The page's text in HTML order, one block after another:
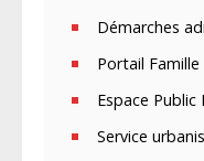
Démarches
Portail Famille
Espace Public
Service